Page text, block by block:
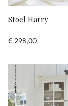
Stoel Harry
€ 298,00